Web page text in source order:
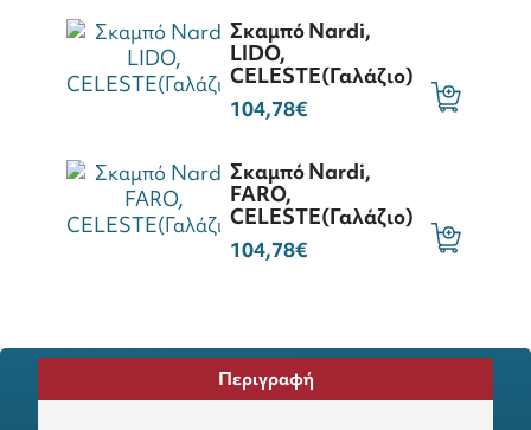
Σκαμπό Nardi,
LIDO,
CELESTE(Γαλάζιο)
104,78€
Σκαμπό Nardi,
FARO,
CELESTE(Γαλάζιο)
104,78€
Περιγραφή